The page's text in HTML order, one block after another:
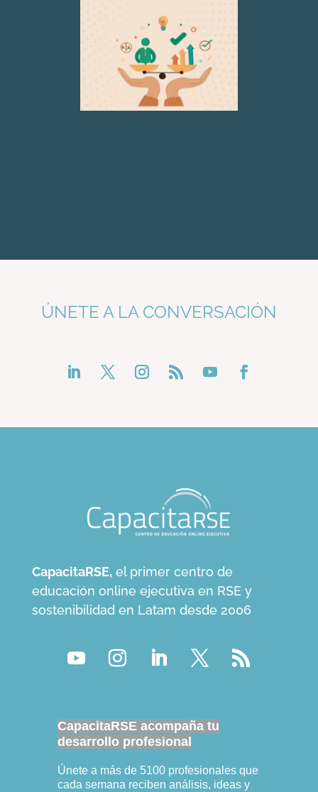
ÚNETE A LA CONVERSACIÓN
CapacitaRSE, el primer centro de
educación online ejecutiva en RSE y
sostenibilidad en Latam desde 2006
CapacitaRSE acompaña tu
desarrollo profesional
Únete a más de 5100 profesionales que
cada semana reciben análisis, ideas y